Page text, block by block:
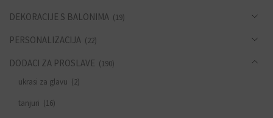
DEKORACIJE S BALONIMA (19)
PERSONALIZACIJA (22)
DODACI ZA PROSLAVE (190)
ukrasi za glavu (2)
tanjuri (16)